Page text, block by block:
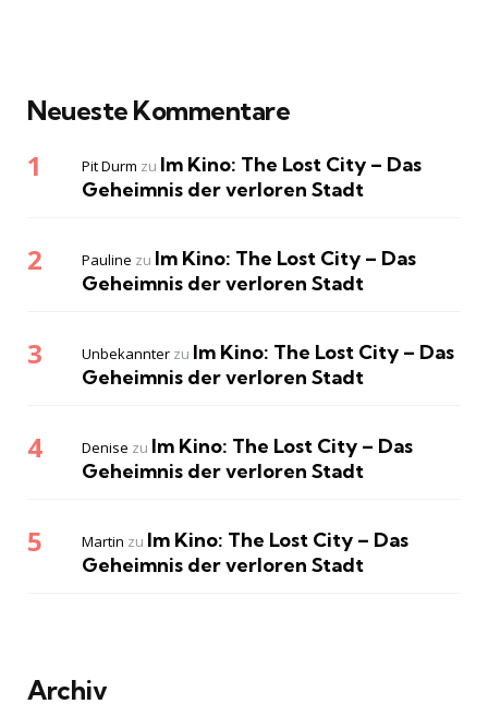
Neueste Kommentare
Pit Durm zu Im Kino: The Lost City – Das
Geheimnis der verloren Stadt
Pauline zu Im Kino: The Lost City – Das
Geheimnis der verloren Stadt
Unbekannter zu Im Kino: The Lost City – Das
Geheimnis der verloren Stadt
Denise zu Im Kino: The Lost City – Das
Geheimnis der verloren Stadt
Martin zu Im Kino: The Lost City – Das
Geheimnis der verloren Stadt
Archiv